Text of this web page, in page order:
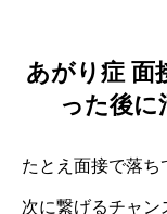
あがり症 面
った後に
たとえ面接で落ち
次に繋げるチャ